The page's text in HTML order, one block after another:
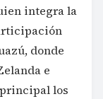
integra la
donde
e
los